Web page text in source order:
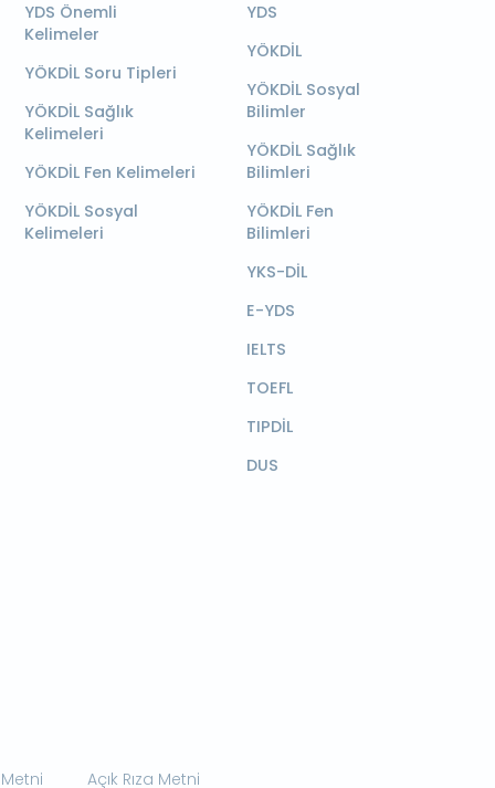
YDS Önemli
Kelimeler
YÖKDİL Soru Tipleri
YÖKDİL Sağlık
Kelimeleri
YÖKDİL Fen Kelimeleri
YÖKDİL Sosyal
Kelimeleri
YDS
YÖKDİL
YÖKDİL Sosyal
Bilimler
YÖKDİL Sağlık
Bilimleri
YÖKDİL Fen
Bilimleri
YKS-DİL
E-YDS
IELTS
TOEFL
TIPDİL
DUS
Açık Rıza Metni